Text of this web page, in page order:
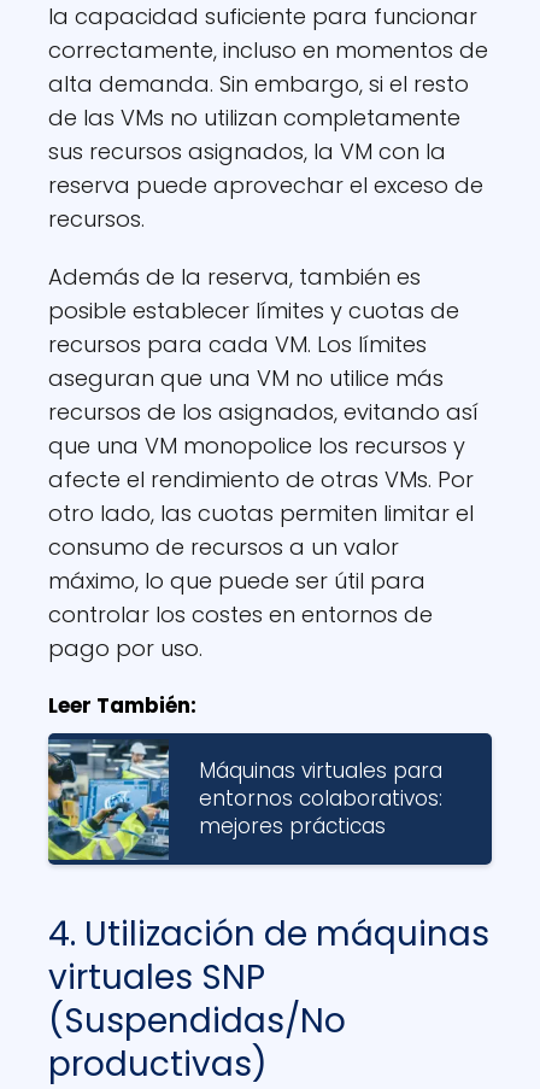
la capacidad suficiente para funcionar
correctamente, incluso en momentos de
alta demanda. Sin embargo, si el resto
de las VMs no utilizan completamente
sus recursos asignados, la VM con la
reserva puede aprovechar el exceso de
recursos.
Además de la reserva, también es
posible establecer límites y cuotas de
recursos para cada VM. Los límites
aseguran que una VM no utilice más
recursos de los asignados, evitando así
que una VM monopolice los recursos y
afecte el rendimiento de otras VMs. Por
otro lado, las cuotas permiten limitar el
consumo de recursos a un valor
máximo, lo que puede ser útil para
controlar los costes en entornos de
pago por uso.
Leer También:
Máquinas virtuales para
entornos colaborativos:
mejores prácticas
4. Utilización de máquinas
virtuales SNP
(Suspendidas/No
productivas)